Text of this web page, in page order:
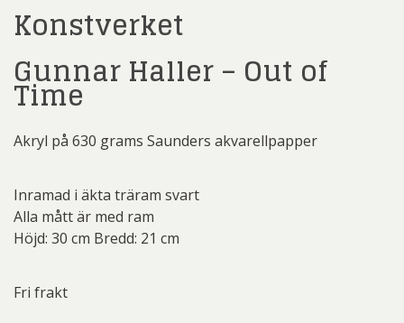
Konstverket
Gunnar Haller – Out of
Time
Akryl på 630 grams Saunders akvarellpapper
Inramad i äkta träram svart
Alla mått är med ram
Höjd: 30 cm Bredd: 21 cm
Fri frakt